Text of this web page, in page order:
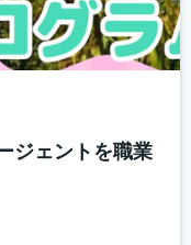
ジェントを職業